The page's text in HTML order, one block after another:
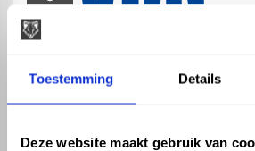
Toestemming Details
Deze website maakt gebruik van
phone_enabled +31 416 75 02 55
mail info@vosproducts.nl